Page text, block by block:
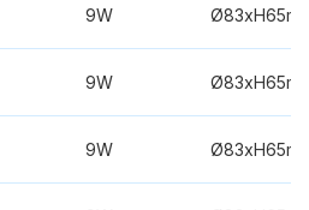
9W
9W
9W